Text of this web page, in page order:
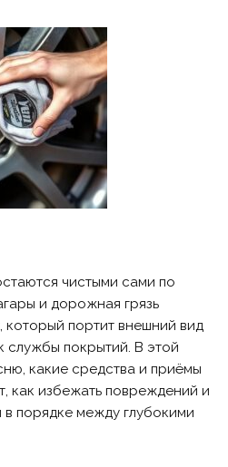
чистыми сами по
и дорожная грязь
который портит внешний вид
покрытий. В этой
какие средства и приёмы
как избежать повреждений и
порядке между глубокими